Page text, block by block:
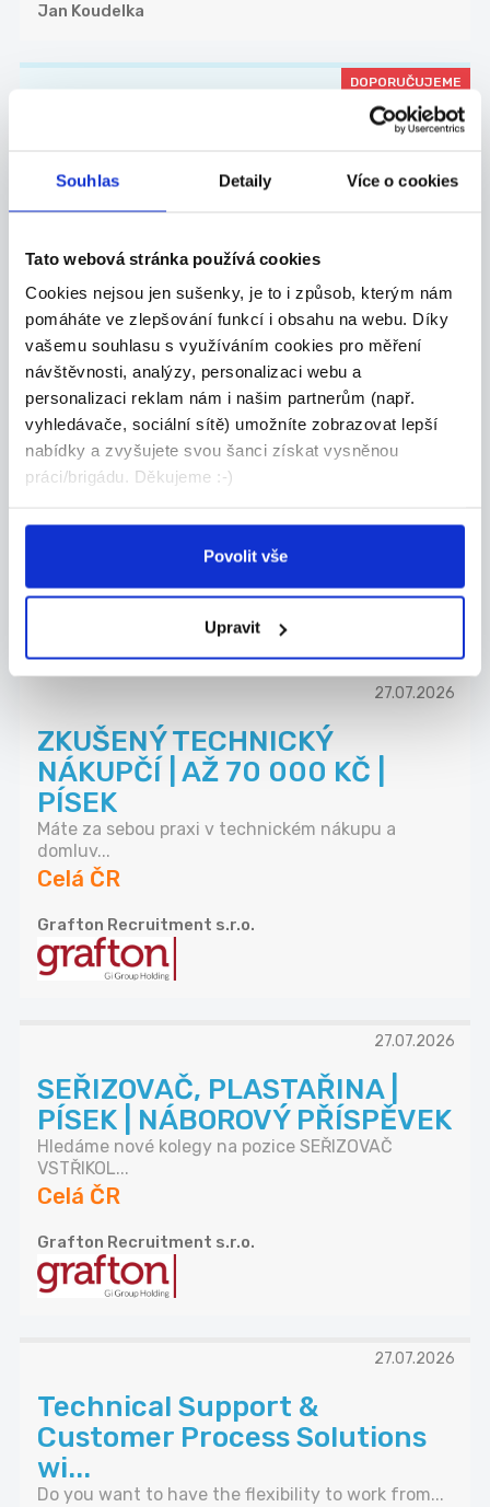
Souhlas Detaily Více o cookies
Tato webová stránka používá cookies
Cookies nejsou jen sušenky, je to i způsob, kterým nám
pomáháte ve zlepšování funkcí i obsahu na webu. Díky
vašemu souhlasu s využíváním cookies pro měření
návštěvnosti, analýzy, personalizaci webu a
personalizaci reklam nám i našim partnerům (např.
vyhledávače, sociální sítě) umožníte zobrazovat lepší
nabídky a zvyšujete svou šanci získat vysněnou
práci/brigádu. Děkujeme :-)
Povolit vše
Upravit
Jan Koudelka
DOPORUČUJEME
Hledáme zkušeného obchodníka, který posílí náš
t...
27.07.2026
Mistr stavby pro závod
kolejových staveb
Celá ČR
27.07.2026
ZKUŠENÝ TECHNICKÝ
NÁKUPČÍ | AŽ 70 000 KČ |
PÍSEK
Máte za sebou praxi v technickém nákupu a
domluv...
Celá ČR
Grafton Recruitment s.r.o.
27.07.2026
SEŘIZOVAČ, PLASTAŘINA |
PÍSEK | NÁBOROVÝ PŘÍSPĚVEK
Hledáme nové kolegy na pozice SEŘIZOVAČ
VSTŘIKOL...
Celá ČR
Grafton Recruitment s.r.o.
27.07.2026
Technical Support &
Customer Process Solutions
wi...
Do you want to have the flexibility to work from...